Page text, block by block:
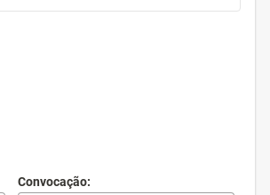
Convocação: